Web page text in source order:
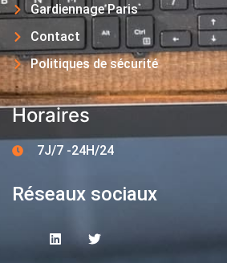
Gardiennage Paris
Contact
Politiques de sécurité
Horaires
7J/7 -24H/24
Réseaux sociaux